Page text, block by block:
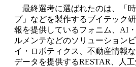
最終選考に選ばれたのは、「
プ」などを製作するブイテック
報を提供しているフォニム、AI
ルメンテなどのソリューション
イ・ロボティクス、不動産情報
データを提供するRESTAR、人